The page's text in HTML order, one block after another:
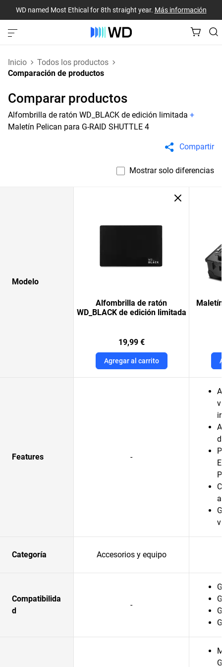
WD named Most Ethical for 8th straight year. Más información
Inicio
Todos los productos
Comparación de productos
Comparar productos
Alfombrilla de ratón WD_BLACK de edición limitada +
Maletín Pelican para G-RAID SHUTTLE 4
Compartir
Mostrar solo diferencias
Modelo
Alfombrilla de ratón
WD_BLACK de edición limitada
19,99 €
Agregar al carrito
Features -
Categoría Accesorios y equipo
Compatibilida
d
-